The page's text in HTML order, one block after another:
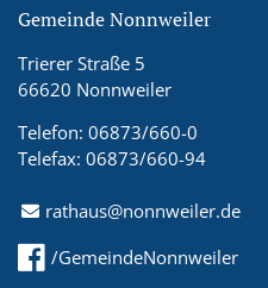
Gemeinde Nonnweiler
Trierer Straße 5
66620 Nonnweiler
Telefon: 06873/660-0
Telefax: 06873/660-94
rathaus@nonnweiler.de
/GemeindeNonnweiler